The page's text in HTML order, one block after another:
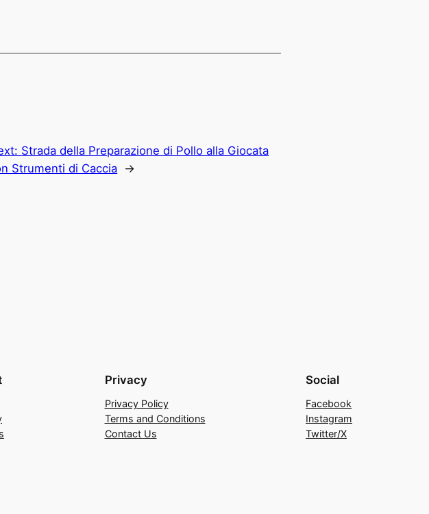
Strada della Preparazione di Pollo alla Giocata
Strumenti di Caccia →
Privacy
Privacy Policy
Terms and Conditions
Contact Us
Social
Facebook
Instagram
Twitter/X